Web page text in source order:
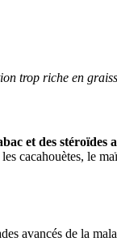
trop riche en
et des stéroïdes
cacahouètes, le
avancés de la